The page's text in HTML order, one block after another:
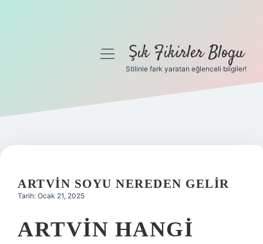
Gizlilik Politikası
Yasal Uyarı
menüyüŞık Fikirler Blogu
Stilinle fark yaratan eğlenceli bilgiler!
ARTVIN SOYU NEREDEN GELIR
Tarih: Ocak 21, 2025
ARTVIN HANGI